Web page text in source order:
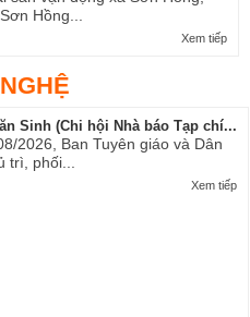
Hồng...
Xem tiếp
Sinh (Chi hội Nhà báo Tạp chí...
2026, Ban Tuyên giáo và Dân
trì, phối...
Xem tiếp